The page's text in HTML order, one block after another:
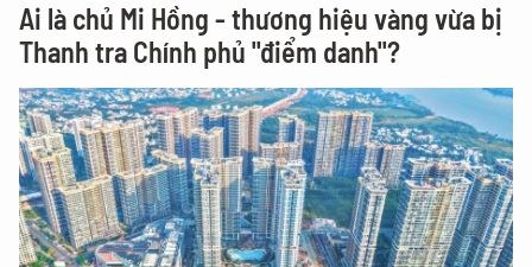
Ai là chủ Mi Hồng - thương hiệu vàng vừa bị
Thanh tra Chính phủ "điểm danh"?